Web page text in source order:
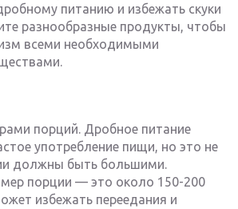
питанию и избежать скуки
разнообразные продукты, чтобы
всеми необходимыми
порций. Дробное питание
употребление пищи, но это не
должны быть большими.
порции — это около 150-200
избежать переедания и